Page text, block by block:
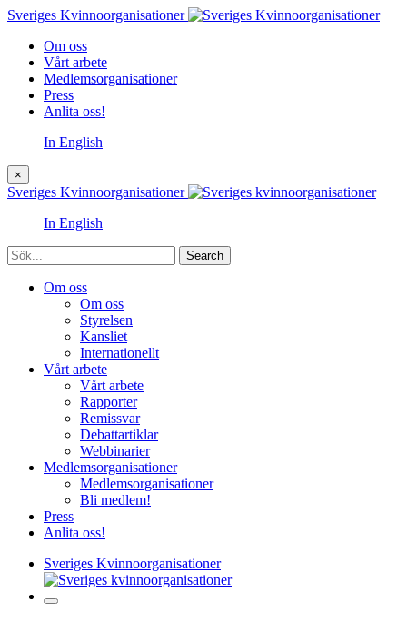
Sveriges Kvinnoorganisationer
Om oss
Vårt arbete
Medlemsorganisationer
Press
Anlita oss!
In English
×
Sveriges Kvinnoorganisationer
In English
Sök
Om oss
Om oss
Styrelsen
Kansliet
Internationellt
Vårt arbete
Vårt arbete
Rapporter
Remissvar
Debattartiklar
Webbinarier
Medlemsorganisationer
Medlemsorganisationer
Bli medlem!
Press
Anlita oss!
Sveriges Kvinnoorganisationer